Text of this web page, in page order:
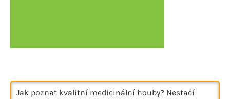
Jak poznat kvalitní medicinální houby? Nestačí